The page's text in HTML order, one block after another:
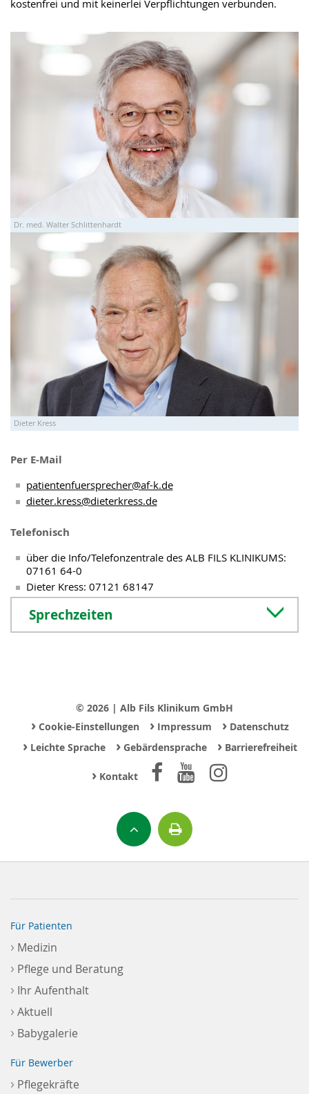
kostenfrei und mit keinerlei Verpflichtungen verbunden.
Dr. med. Walter Schlittenhardt
Dieter Kress
Per E-Mail
patientenfuersprecher@af-k.de
dieter.kress@dieterkress.de
Telefonisch
über die Info/Telefonzentrale des ALB FILS KLINIKUMS:
07161 64-0
Dieter Kress: 07121 68147
Sprechzeiten
© 2026 | Alb Fils Klinikum GmbH
›Cookie-Einstellungen ›Impressum ›Datenschutz
›Leichte Sprache ›Gebärdensprache ›Barrierefreiheit
› Kontakt
Für Patienten
› Medizin
› Pflege und Beratung
› Ihr Aufenthalt
› Aktuell
› Babygalerie
Für Bewerber
› Pflegekräfte